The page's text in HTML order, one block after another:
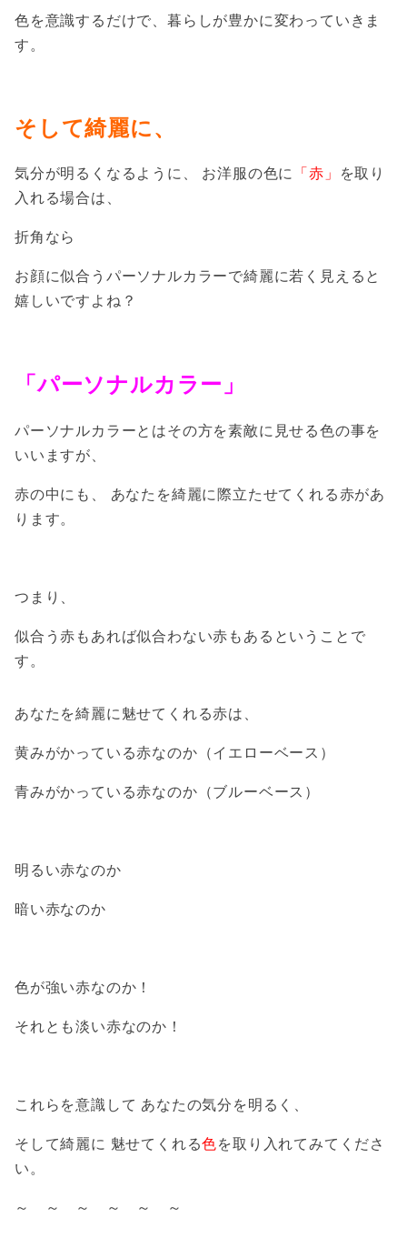
色を意識するだけで、暮らしが豊かに変わっていきま
す。
そして綺麗に、
気分が明るくなるように、 お洋服の色に 「赤」
を取り
入れる場合は、
折角なら
お顔に似合うパーソナルカラーで綺麗に若く見えると
嬉しいですよね？
「パーソナルカラー」
パーソナルカラーとはその方を素敵に見せる色の事を
いいますが、
赤の中にも、 あなたを綺麗に際立たせてくれる赤があ
ります。
つまり、
似合う赤もあれば似合わない赤もあるということで
す。
あなたを綺麗に魅せてくれる赤は、
黄みがかっている赤なのか（イエローベース）
青みがかっている赤なのか（ブルーベース）
明るい赤なのか
暗い赤なのか
色が強い赤なのか！
それとも淡い赤なのか！
これらを意識して あなたの気分を明るく、
そして綺麗に 魅せてくれる色を取り入れてみてくださ
い。
～ ～ ～ ～ ～ ～